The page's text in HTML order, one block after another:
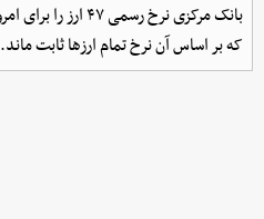
که بر اساس آن نرخ تمام ارزها ثابت ماند.